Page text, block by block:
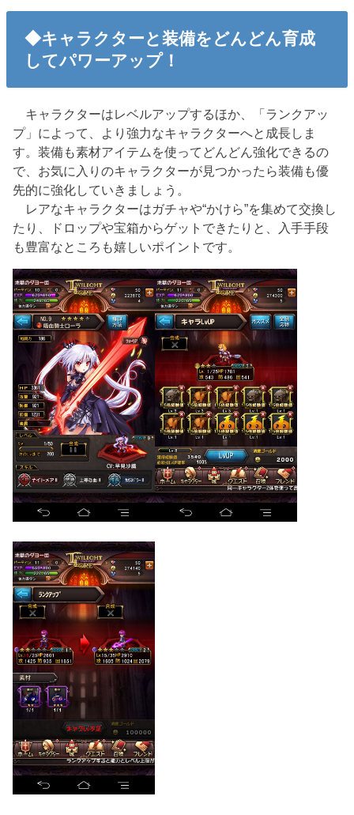
◆キャラクターと装備をどんどん育成
してパワーアップ！
キャラクターはレベルアップするほか、「ランクアッ
プ」によって、より強力なキャラクターへと成長しま
す。装備も素材アイテムを使ってどんどん強化できるの
で、お気に入りのキャラクターが見つかったら装備も優
先的に強化していきましょう。
レアなキャラクターはガチャや“かけら”を集めて交換し
たり、ドロップや宝箱からゲットできたりと、入手手段
も豊富なところも嬉しいポイントです。